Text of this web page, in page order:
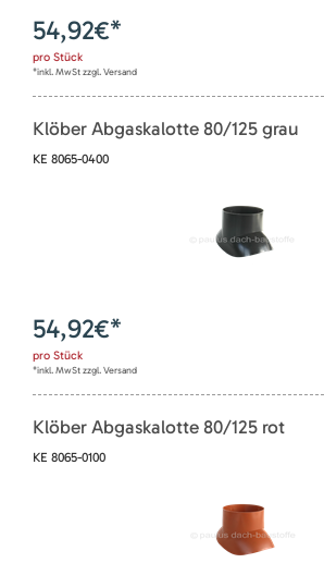
54,92€*
pro Stück
*inkl. MwSt zzgl. Versand
Klöber Abgaskalotte 80/125 grau
KE 8065-0400
54,92€*
pro Stück
*inkl. MwSt zzgl. Versand
Klöber Abgaskalotte 80/125 rot
KE 8065-0100